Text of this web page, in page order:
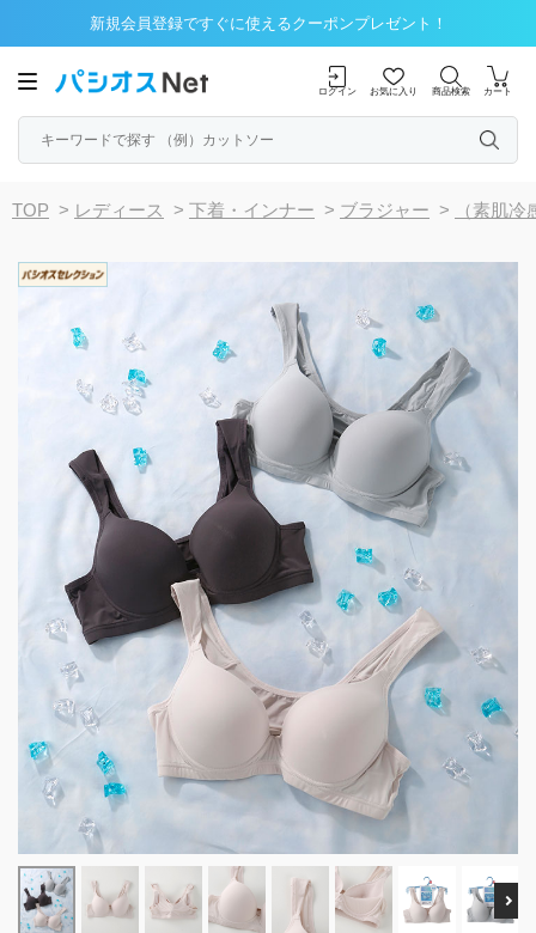
新規会員登録ですぐに使えるクーポンプレゼント！
ログイン お気に入り 商品検索 カート
TOP > レディース > 下着・インナー > ブラジャー > （素肌